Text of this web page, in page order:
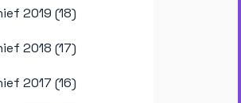
2019 (18)
2018 (17)
2017 (16)